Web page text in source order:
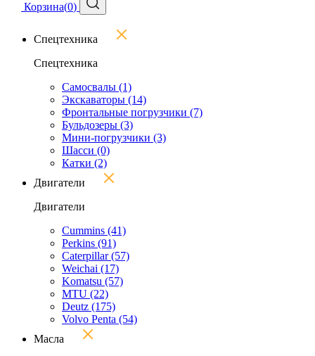
Корзина(0)
Спецтехника
Спецтехника
Самосвалы (1)
Экскаваторы (14)
Фронтальные погрузчики (7)
Бульдозеры (3)
Мини-погрузчики (3)
Шасси (0)
Катки (2)
Двигатели
Двигатели
Cummins (41)
Perkins (91)
Caterpillar(57)
Weichai (17)
Komatsu (57)
MTU (22)
Deutz (175)
Volvo Penta (54)
Масла